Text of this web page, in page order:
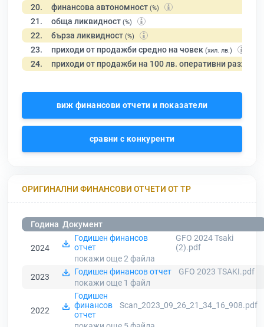
20. финансова автономност (%)
21. обща ликвидност (%)
22. бърза ликвидност (%)
23. приходи от продажби средно на човек (хил. лв.)
24. приходи от продажби на 100 лв. оперативни разходи
виж финансови отчети и показатели
сравни с конкуренти
ОРИГИНАЛНИ ФИНАНСОВИ ОТЧЕТИ ОТ ТР
Година Документ
2024
Годишен финансов
отчет
GFO 2024 Tsaki
(2).pdf
покажи още 2файла
2023
Годишен финансов отчет
GFO 2023 TSAKI.pdf
покажи още 1 файл
2022
Годишен
финансов
отчет
Scan_2023_09_26_21_34_16_908.pdf